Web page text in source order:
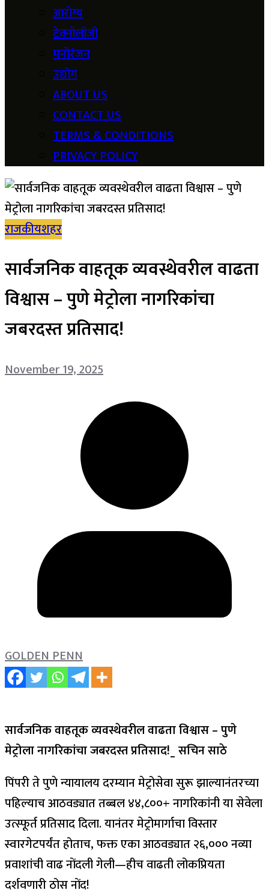
आरोग्य
टेक्नॉलॉजी
मनोरंजन
उद्योग
ABOUT US
CONTACT US
TERMS & CONDITIONS
PRIVACY POLICY
राजकीयशहर
सार्वजनिक वाहतूक व्यवस्थेवरील वाढता
विश्वास – पुणे मेट्रोला नागरिकांचा
जबरदस्त प्रतिसाद!
November 19, 2025
GOLDEN PENN
सार्वजनिक वाहतूक व्यवस्थेवरील वाढता विश्वास – पुणे
मेट्रोला नागरिकांचा जबरदस्त प्रतिसाद!_ सचिन साठे
पिंपरी ते पुणे न्यायालय दरम्यान मेट्रोसेवा सुरू झाल्यानंतरच्या
पहिल्याच आठवड्यात तब्बल ४४,८००+ नागरिकांनी या सेवेला
उत्स्फूर्त प्रतिसाद दिला. यानंतर मेट्रोमार्गाचा विस्तार
स्वारगेटपर्यंत होताच, फक्त एका आठवड्यात २६,००० नव्या
प्रवाशांची वाढ नोंदली गेली—हीच वाढती लोकप्रियता
दर्शवणारी ठोस नोंद!